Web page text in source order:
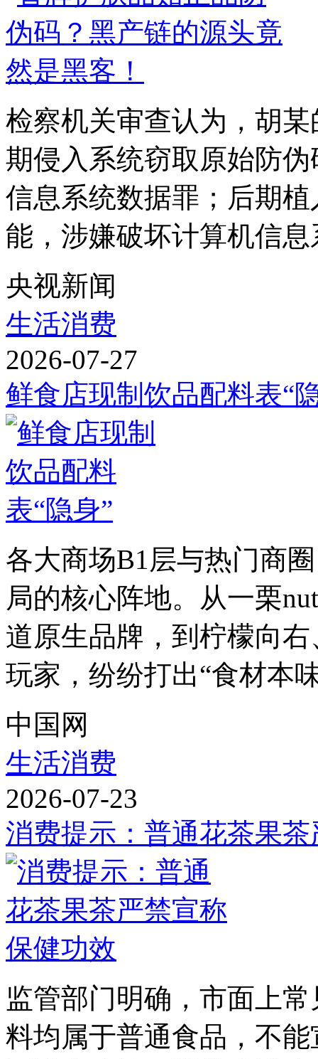
检察机关审查认为，胡
期侵入系统窃取原始防
信息系统数据罪；后期
能，涉嫌破坏计算机信
央视新闻
生活消费
2026-07-27
鲜食店现制饮品配料表“
各大商场B1层与热门商
局的核心阵地。从一栗
道原生品牌，到柠檬向
玩家，纷纷打出“食材本
中国网
生活消费
2026-07-23
消费提示：普通花茶果
监管部门明确，市面上
料均属于普通食品，不